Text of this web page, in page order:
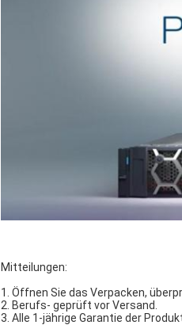
Mitteilungen:
1. Öffnen Sie das Verpacken,
2. Berufs- geprüft vor Versand.
3. Alle 1-jährige Garantie der